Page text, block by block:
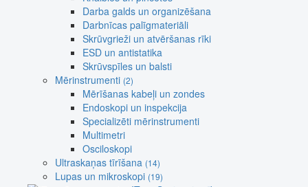
Darba galds un organizēšana
Darbnīcas palīgmateriāli
Skrūvgrieži un atvēršanas rīki
ESD un antistatika
Skrūvspīles un balsti
Mērinstrumenti (2)
Mērīšanas kabeļi un zondes
Endoskopi un inspekcija
Specializēti mērinstrumenti
Multimetri
Osciloskopi
Ultraskaņas tīrīšana (14)
Lupas un mikroskopi (19)